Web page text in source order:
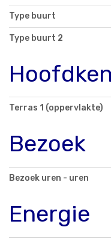
Type buurt
Type buurt 2
Terras 1 (oppervlakte)
Bezoek
Bezoek uren - uren
Energie